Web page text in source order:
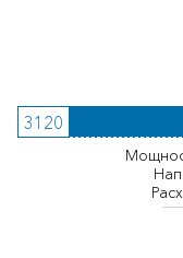
3120